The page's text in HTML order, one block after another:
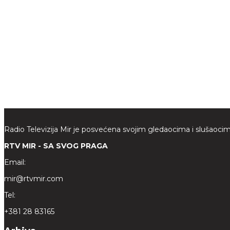
Radio Televizija Mir je posvećena svojim gledaocima i
RTV MIR - SA SVOG PRAGA
Email:
mir@rtvmir.com
Tel:
+381 28 83165